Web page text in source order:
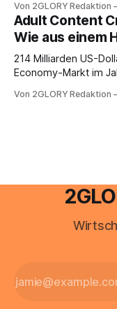
Drogerie – mehr ist
Haut empfindlich auf
Umwelteinflüsse: Sie
Unreinheiten.
Von 2GLORY Redaktion
Adult Content
Wie aus einem
214 Milliarden US-
Economy-Markt im
ist längst ein
Von 2GLORY Redaktion